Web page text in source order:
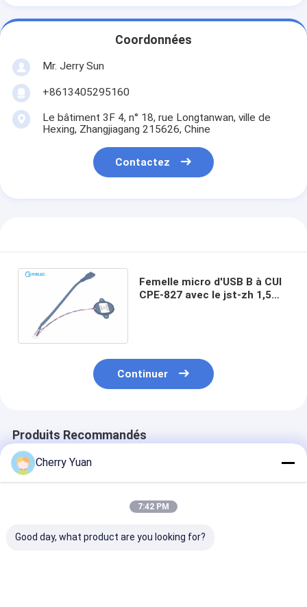
Coordonnées
Mr. Jerry Sun
+8613405295160
Le bâtiment 3F 4, n° 18, rue Longtanwan, ville de
Hexing, Zhangjiagang 215626, Chine
Contactez
Femelle micro d'USB B à CUI
CPE-827 avec le jst-zh 1,5
Continuer
Produits Recommandés
Cherry Yuan
7:42 PM
Good day, what product are you looking for?